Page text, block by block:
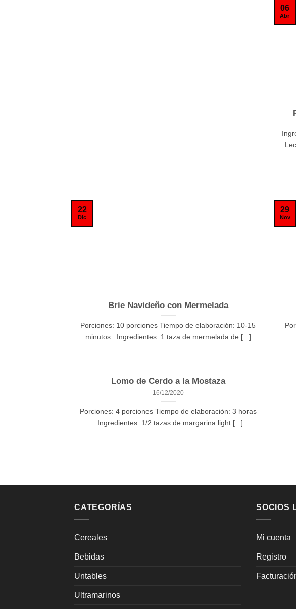
06
Abr
Brie Navideño con Mermelada
Porciones: 10 porciones Tiempo de elaboración: 10-15
minutos Ingredientes: 1 taza de mermelada de [...]
22
Dic
29
Nov
Lomo de Cerdo a la Mostaza
16/12/2020
Porciones: 4 porciones Tiempo de elaboración: 3 horas
Ingredientes: 1/2 tazas de margarina light [...]
CATEGORÍAS
Cereales
Bebidas
Untables
Ultramarinos
SOCIOS
Mi cuenta
Registro